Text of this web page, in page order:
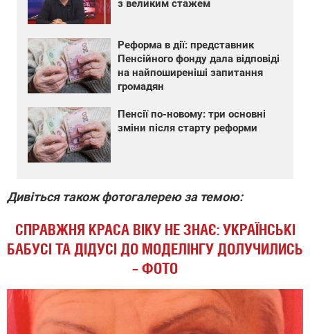
з великим стажем
Реформа в дії: представник
Пенсійного фонду дала відповіді
на найпоширеніші запитання
громадян
Пенсії по-новому: три основні
зміни після старту реформи
Дивіться також фотогалерею за темою:
СПРАВЖНЯ КРАСА ВІКУ НЕ ЗНАЄ: УКРАЇНСЬКІ
БАБУСІ ТА ДІДУСІ ДО МОДЕЛІНГУ ДОЛУЧИЛИСЬ
– ФОТО